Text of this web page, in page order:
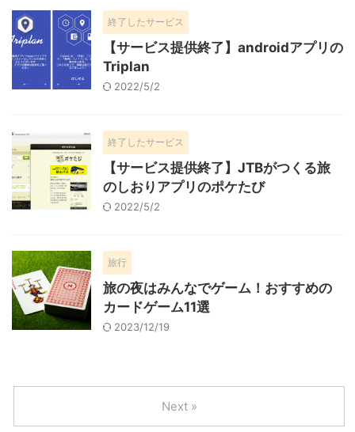
終了したサービス
【サービス提供終了】androidアプリの
Triplan
2022/5/2
終了したサービス
【サービス提供終了】JTBがつくる旅
のしおりアプリのポケたび
2022/5/2
旅行
旅の夜はみんなでゲーム！おすすめの
カードゲーム11選
2023/12/19
Next »